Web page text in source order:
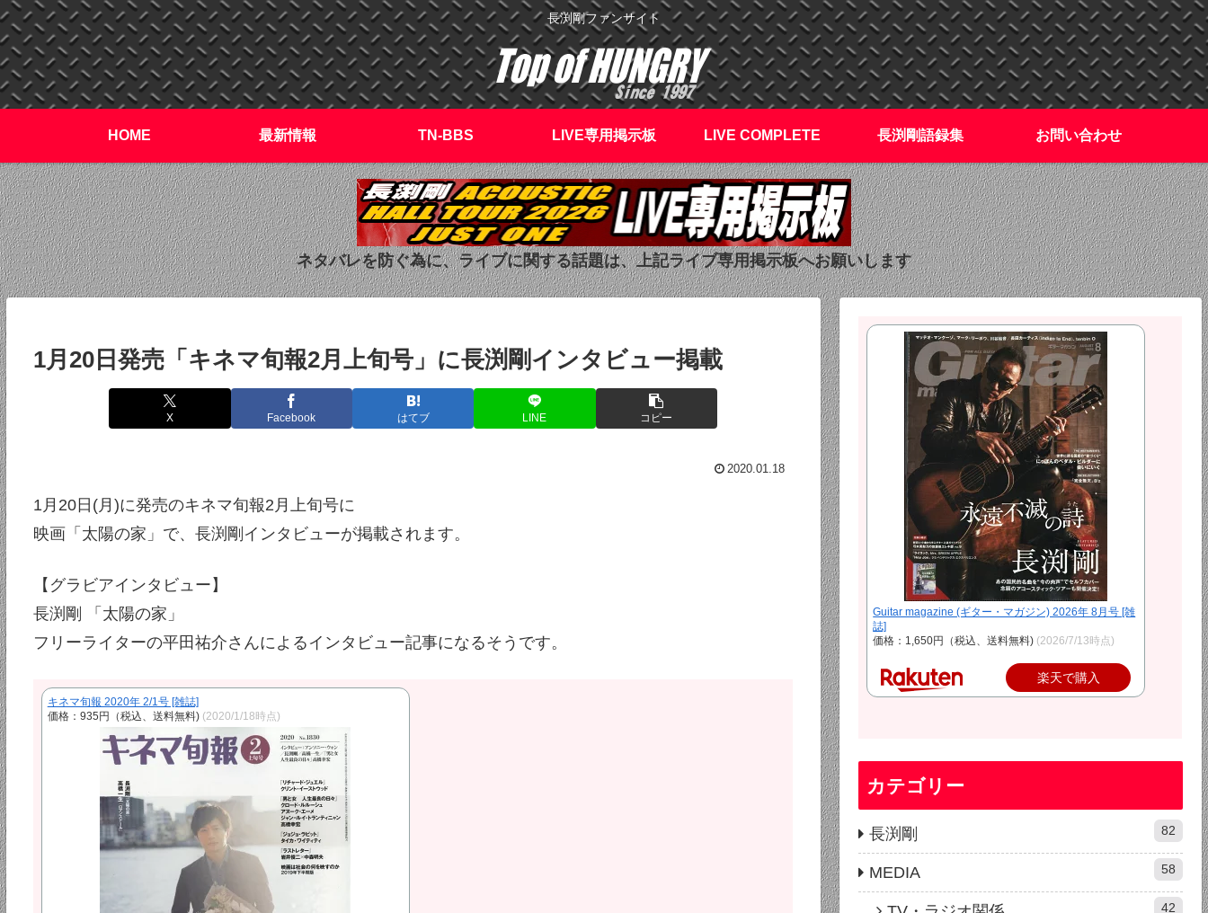
長渕剛ファンサイト
HOME 最新情報 TN-BBS LIVE専用掲示板 LIVE COMPLETE 長渕剛語録集 お問い合わせ
ネタバレを防ぐ為に、ライブに関する話題は、上記ライブ専用掲示板へお願いします
1月20日発売「キネマ旬報2月上旬号」に長渕剛インタビュー掲載
X Facebook はてブ LINE コピー
2020.01.18
1月20日(月)に発売のキネマ旬報2月上旬号に
映画「太陽の家」で、長渕剛インタビューが掲載されます。
【グラビアインタビュー】
長渕剛 「太陽の家」
フリーライターの平田祐介さんによるインタビュー記事になるそうです。
キネマ旬報 2020年 2/1号 [雑誌]
価格：935円（税込、送料無料) (2020/1/18時点)
Guitar magazine (ギター・マガジン) 2026年 8月号 [雑
誌]
価格：1,650円（税込、送料無料) (2026/7/13時点)
楽天で購入
カテゴリー
長渕剛 82
MEDIA 58
42